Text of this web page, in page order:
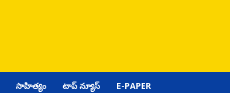
సాహిత్యం టాప్ న్యూస్ E-PAPER